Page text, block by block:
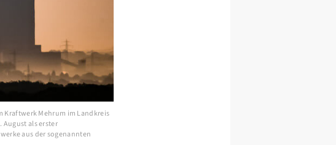
Kraftwerk Mehrum im Landkreis
August als erster
aus der sogenannten